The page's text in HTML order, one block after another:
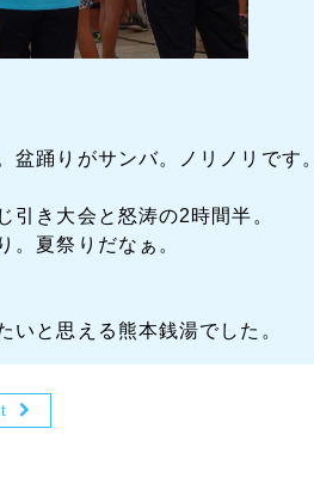
盆踊りがサンバ。ノリノリです。
引き大会と怒涛の2時間半。
。夏祭りだなぁ。
と思える熊本銭湯でした。